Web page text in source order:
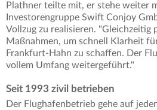
Plathner teilte mit, er stehe weiter
Investorengruppe Swift Conjoy
Vollzug zu realisieren. "Gleichzeitig
Maßnahmen, um schnell Klarheit
Frankfurt-Hahn zu schaffen. Der
vollem Umfang weitergeführt."
Seit 1993 zivil betrieben
Der Flughafenbetrieb gehe auf